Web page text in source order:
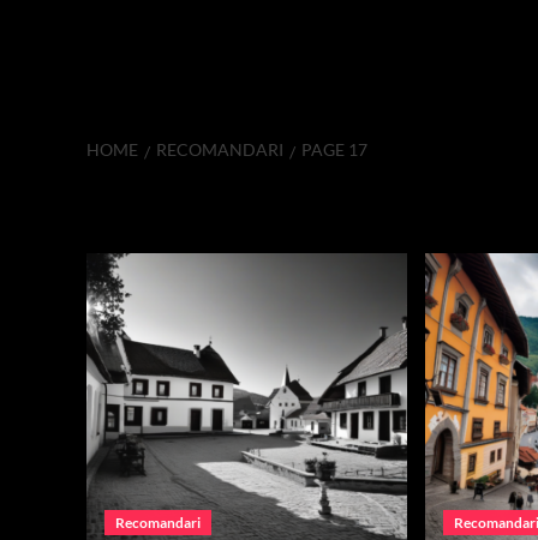
HOME RECOMANDARI PAGE 17
Recomandari Recomandari